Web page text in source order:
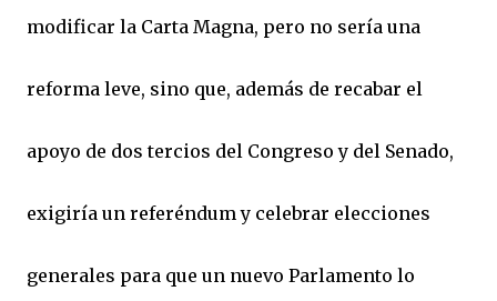
modificar la Carta Magna, pero no sería una
reforma leve, sino que, además de recabar el
apoyo de dos tercios del Congreso y del Senado,
exigiría un referéndum y celebrar elecciones
generales para que un nuevo Parlamento lo